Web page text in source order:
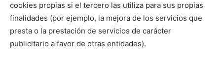
cookies propias si el tercero las utiliza para sus propias
finalidades (por ejemplo, la mejora de los servicios que
presta o la prestación de servicios de carácter
publicitario a favor de otras entidades).